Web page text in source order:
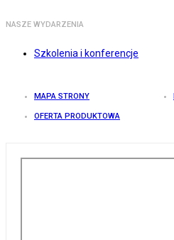
NASZE WYDARZENIA
Szkolenia i konferencje
MAPA STRONY
OFERTA PRODUKTOWA